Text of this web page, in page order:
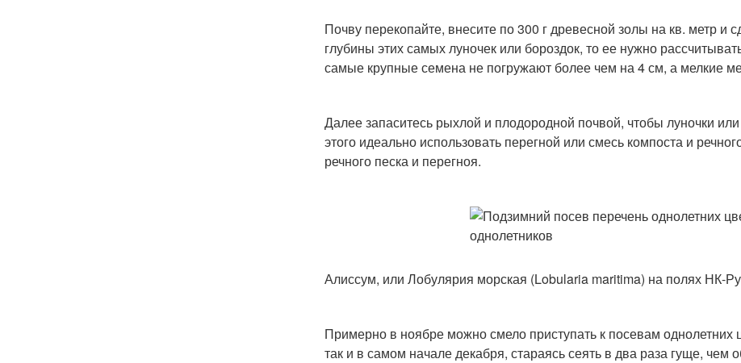
Почву перекопайте, внесите по 300 г древесной золы на кв. метр и
глубины этих самых луночек или бороздок, то ее нужно
самые крупные семена не погружают более чем на 4 см, а мелкие
Далее запаситесь рыхлой и плодородной почвой, чтобы луночки
этого идеально использовать перегной или смесь компоста и
речного песка и перегноя.
Алиссум, или Лобулярия морская (Lobularia maritima) на полях НК-
Примерно в ноябре можно смело приступать к посевам однолетних
так и в самом начале декабря, стараясь сеять в два раза гуще, чем